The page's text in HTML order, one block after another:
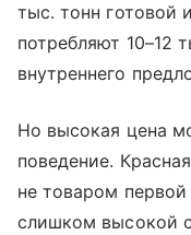
тыс. тонн готовой
потребляют 10–12
внутреннего
Но высокая цена
поведение.
не товаром
слишком высокой